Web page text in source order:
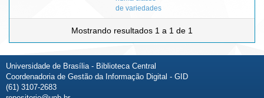
de variedades
Mostrando resultados 1 a 1 de 1
Universidade de Brasília - Biblioteca Central
Coordenadoria de Gestão da Informação Digital - GID
(61) 3107-2683